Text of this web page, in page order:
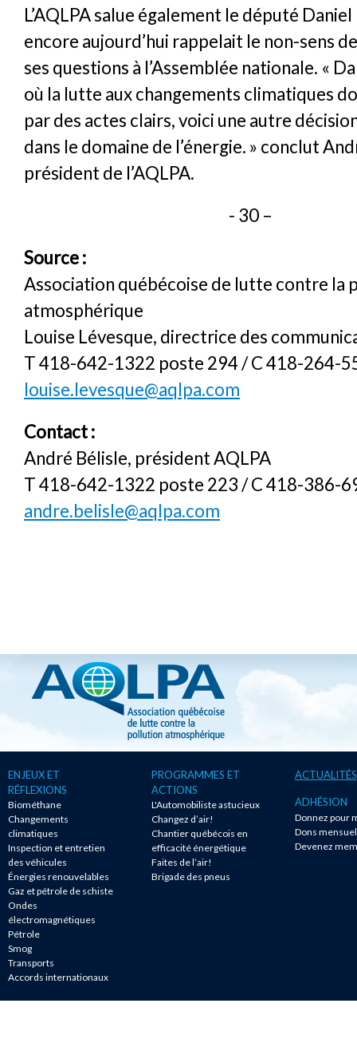
L’AQLPA salue également le député
encore aujourd’hui rappelait le non-sens
ses questions à l’Assemblée nationale. «
où la lutte aux changements climatiques
par des actes clairs, voici une autre
dans le domaine de l’énergie. » conclut
président de l’AQLPA.
- 30 –
Source :
Association québécoise de lutte contre la
atmosphérique
Louise Lévesque, directrice des
T 418-642-1322 poste 294 / C 418-264-
louise.levesque@aqlpa.com
Contact :
André Bélisle, président AQLPA
T 418-642-1322 poste 223 / C 418-386-
andre.belisle@aqlpa.com
ENJEUX ET
RÉFLEXIONS
Biométhane
Changements
climatiques
Inspection et entretien
des véhicules
Énergies renouvelables
Gaz et pétrole de schiste
Ondes
électromagnétiques
Pétrole
Smog
Transports
Accords internationaux
PROGRAMMES ET
ACTIONS
L'Automobiliste astucieux
Changez d’air!
Chantier québécois en
efficacité énergétique
Faites de l’air!
Brigade des pneus
ACTUALITÉS
ADHÉSION
Donnez pour
Dons
Devenez